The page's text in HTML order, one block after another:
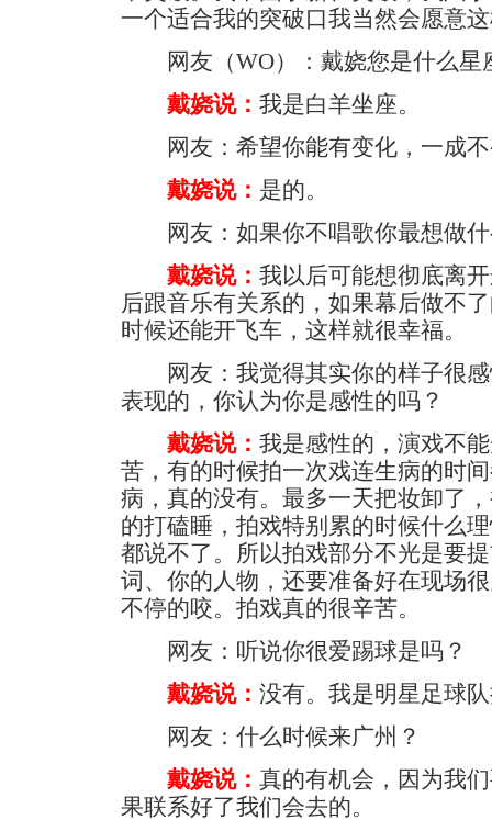
一个适合我的突破口我当然会愿意
网友（WO）：戴娆您是什么星
戴娆说： 我是白羊坐座。
网友：希望你能有变化，一成不
戴娆说： 是的。
网友：如果你不唱歌你最想做什
戴娆说： 我以后可能想彻底离
后跟音乐有关系的，如果幕后做不
时候还能开飞车，这样就很幸福。
网友：我觉得其实你的样子很感
表现的，你认为你是感性的吗？
戴娆说： 我是感性的，演戏不
苦，有的时候拍一次戏连生病的时
病，真的没有。最多一天把妆卸了
的打磕睡，拍戏特别累的时候什么
都说不了。所以拍戏部分不光是要
词、你的人物，还要准备好在现场
不停的咬。拍戏真的很辛苦。
网友：听说你很爱踢球是吗？
戴娆说： 没有。我是明星足球
网友：什么时候来广州？
戴娆说： 真的有机会，因为我
果联系好了我们会去的。